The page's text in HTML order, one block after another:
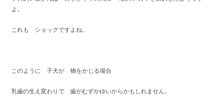
よ。
これも ショックですよね。
このように 子犬が 物をかじる場合
乳歯の生え変わりで 歯がむずかゆいからかもしれません。